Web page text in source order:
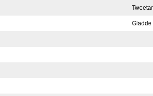
Gladde